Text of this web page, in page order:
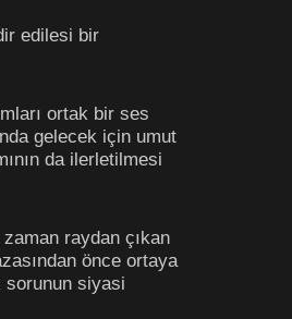
edilesi bir
ortak bir ses
gelecek için umut
da ilerletilmesi
raydan çıkan
önce ortaya
sorunun siyasi